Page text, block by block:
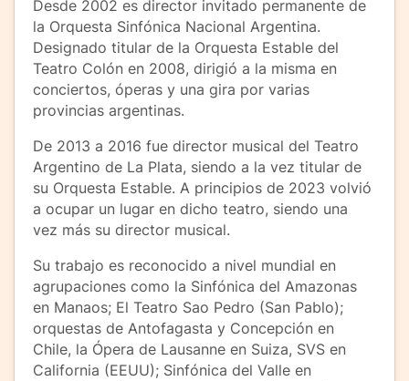
Desde 2002 es director invitado permanente de
la Orquesta Sinfónica Nacional Argentina.
Designado titular de la Orquesta Estable del
Teatro Colón en 2008, dirigió a la misma en
conciertos, óperas y una gira por varias
provincias argentinas.
De 2013 a 2016 fue director musical del Teatro
Argentino de La Plata, siendo a la vez titular de
su Orquesta Estable. A principios de 2023 volvió
a ocupar un lugar en dicho teatro, siendo una
vez más su director musical.
Su trabajo es reconocido a nivel mundial en
agrupaciones como la Sinfónica del Amazonas
en Manaos; El Teatro Sao Pedro (San Pablo);
orquestas de Antofagasta y Concepción en
Chile, la Ópera de Lausanne en Suiza, SVS en
California (EEUU); Sinfónica del Valle en